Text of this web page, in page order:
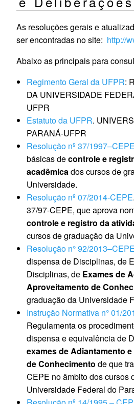
As resoluções gerais e
ser encontradas no site: http://
Abaixo as principais para
Regimento Geral da UFPR:
DA UNIVERSIDADE
UFPR
Estatuto da UFPR.
PARANÁ-UFPR
Resolução nº 37/1997–CEPE
básicas decontrole e
acadêmicados cursos de
Universidade.
Resolução nº 07/2014-CEPE
37/97-CEPE, que aprova
controle e registro da
cursos de graduação da
Resolução n° 92/
dispensa de Disciplinas, de
Disciplinas, de Exames de
Aproveitamento de
graduação da Universidade
Instrução Normativa n° 01/
Regulamenta os
dispensa e equivalência de
exames de Adiantamento
de Conhecimento de que
CEPE no âmbito dos cursos
Universidade Federal do